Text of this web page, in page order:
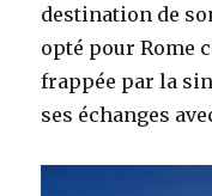
destination de
opté pour Rome
frappée par la
ses échanges